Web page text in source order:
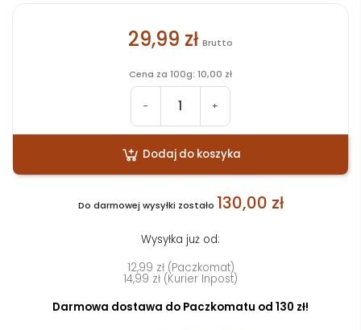
29,99 zł Brutto
Cena za 100g: 10,00 zł
- +
Dodaj do koszyka
Do darmowej wysyłki zostało 130,00 zł
Wysyłka już od:
12,99 zł (Paczkomat)
14,99 zł (Kurier Inpost)
Darmowa dostawa do Paczkomatu od 130 zł!